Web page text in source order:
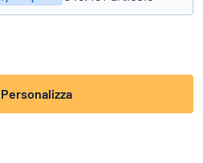
Personalizza